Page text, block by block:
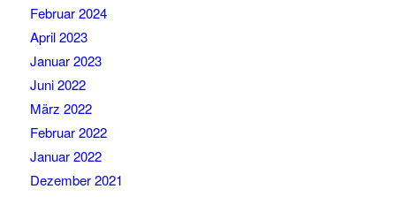
Februar 2024
April 2023
Januar 2023
Juni 2022
März 2022
Februar 2022
Januar 2022
Dezember 2021